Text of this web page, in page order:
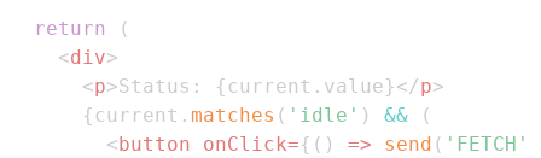
return
(
<div>
<p>Status: { current . value}</p>
{ current . matches ( 'idle' ) &&
(
<button onClick={ ( ) => send ( 'FETCH'